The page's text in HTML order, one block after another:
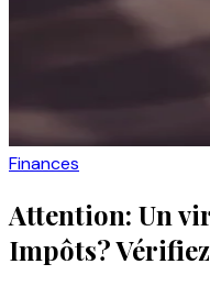
Finances
Attention: Un
Impôts?